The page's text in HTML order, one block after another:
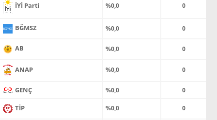
İYİ Parti %0,0 0
BĞMSZ %0,0 0
AB %0,0 0
ANAP %0,0 0
GENÇ %0,0 0
TİP %0,0 0